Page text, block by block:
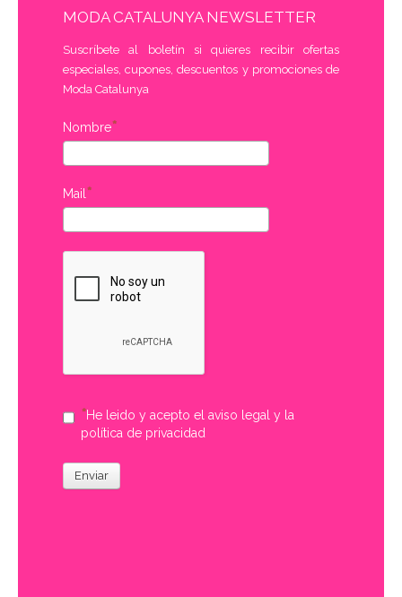
MODA CATALUNYA NEWSLETTER
Suscríbete al boletín si quieres recibir ofertas
especiales, cupones, descuentos y promociones de
Moda Catalunya
Nombre
Mail
He leido y acepto el aviso legal y la
política de privacidad
Enviar